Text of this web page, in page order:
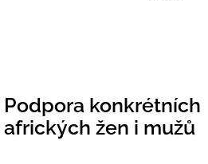
Podpora konkrétních
afrických žen i mužů